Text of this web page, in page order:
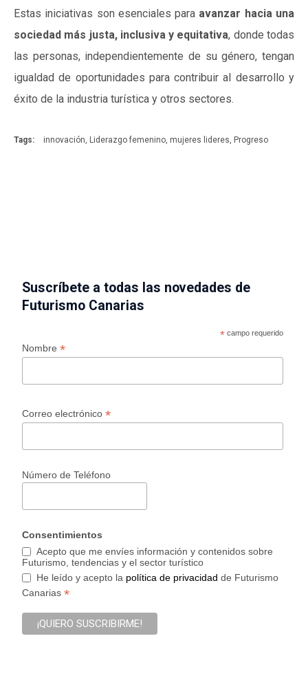
Estas iniciativas son esenciales para avanzar hacia una
sociedad más justa, inclusiva y equitativa, donde todas
las personas, independientemente de su género, tengan
igualdad de oportunidades para contribuir al desarrollo y
éxito de la industria turística y otros sectores.
Tags: innovación, Liderazgo femenino, mujeres lideres, Progreso
Suscríbete a todas las novedades de
Futurismo Canarias
* campo requerido
Nombre*
Correo electrónico*
Número de Teléfono
Consentimientos
Acepto que me envíes información y contenidos sobre
Futurismo, tendencias y el sector turístico
He leído y acepto la política de privacidad de Futurismo
Canarias*